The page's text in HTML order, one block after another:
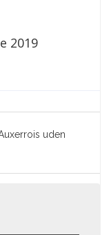
2019
uden